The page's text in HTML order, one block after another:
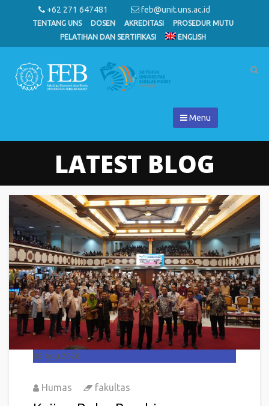
+62 271 647481 feb@unit.uns.ac.id
TENTANG UNS DOSEN AKREDITASI
PROSEDUR MUTU
PELATIHAN DAN SERTIFIKASI
ENGLISH
Menu
LATEST BLOG
08 Agu 2026
Humas fakultas